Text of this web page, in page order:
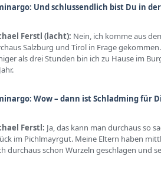
Und schlussendlich bist Du in
Ferstl (lacht): Nein, ich komme aus
Salzburg und Tirol in Frage
als drei Stunden bin ich zu Hause im
Wow – dann ist Schladming für
Ferstl: Ja, das kann man durchaus so
im Pichlmayrgut. Meine Eltern haben
durchaus schon Wurzeln geschlagen und